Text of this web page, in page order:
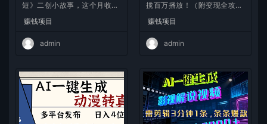
短》二创小故事，这个月收益
2w+
赚钱项目
admin
揽百万播放！（附变现全攻
略）
赚钱项目
admin